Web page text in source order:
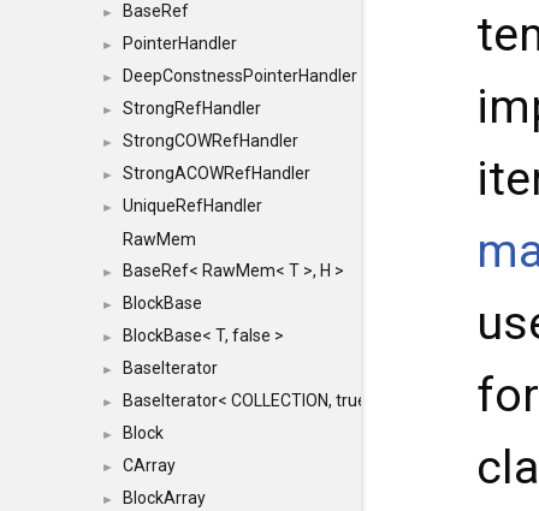
► BaseRef
► PointerHandler
► DeepConstnessPointerHandler
► StrongRefHandler
► StrongCOWRefHandler
► StrongACOWRefHandler
►
UniqueRefHandler
RawMem
► BaseRef< RawMem< T >, H >
► BlockBase
► BlockBase< T, false >
► BaseIterator
► BaseIterator< COLLECTION, true >
► Block
► CArray
► BlockArray